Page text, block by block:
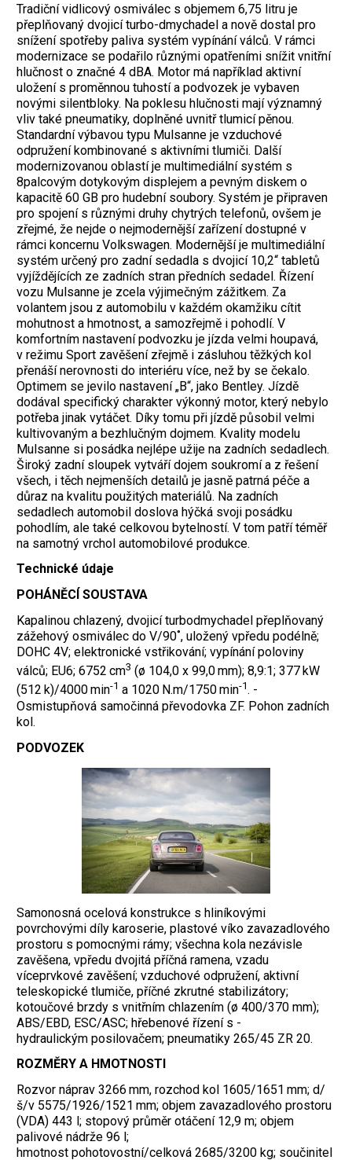
Tradiční vidlicový osmiválec s objemem 6,75 litru je
přeplňovaný dvojicí turbo-dmychadel a nově dostal pro
snížení spotřeby paliva systém vypínání válců. V rámci
modernizace se podařilo různými opatřeními snížit vnitřní
hlučnost o značné 4 dBA. Motor má například aktivní
uložení s proměnnou tuhostí a podvozek je vybaven
novými silentbloky. Na poklesu hlučnosti mají významný
vliv také pneumatiky, doplněné uvnitř tlumicí pěnou.
Standardní výbavou typu Mulsanne je vzduchové
odpružení kombinované s aktivními tlumiči. Další
modernizovanou oblastí je multimediální systém s
8palcovým dotykovým displejem a pevným diskem o
kapacitě 60 GB pro hudební soubory. Systém je připraven
pro spojení s různými druhy chytrých telefonů, ovšem je
zřejmé, že nejde o nejmodernější zařízení dostupné v
rámci koncernu Volkswagen. Modernější je multimediální
systém určený pro zadní sedadla s dvojicí 10,2“ tabletů
vyjíždějících ze zadních stran předních sedadel. Řízení
vozu Mulsanne je zcela výjimečným zážitkem. Za
volantem jsou z automobilu v každém okamžiku cítit
mohutnost a hmotnost, a samozřejmě i pohodlí. V
komfortním nastavení podvozku je jízda velmi houpavá,
v režimu Sport zavěšení zřejmě i zásluhou těžkých kol
přenáší nerovnosti do interiéru více, než by se čekalo.
Optimem se jevilo nastavení „B“, jako Bentley. Jízdě
dodával specifický charakter výkonný motor, který nebylo
potřeba jinak vytáčet. Díky tomu při jízdě působil velmi
kultivovaným a bezhlučným dojmem. Kvality modelu
Mulsanne si posádka nejlépe užije na zadních sedadlech.
Široký zadní sloupek vytváří dojem soukromí a z řešení
všech, i těch nejmenších detailů je jasně patrná péče a
důraz na kvalitu použitých materiálů. Na zadních
sedadlech automobil doslova hýčká svoji posádku
pohodlím, ale také celkovou bytelností. V tom patří téměř
na samotný vrchol automobilové produkce.
Technické údaje
POHÁNĚCÍ SOUSTAVA
Kapalinou chlazený, dvojicí turbodmychadel přeplňovaný
zážehový osmiválec do V/90˚, uložený vpředu podélně;
DOHC 4V; elektronické vstřikování; vypínání poloviny
válců; EU6; 6752 cm3 (ø 104,0 x 99,0 mm); 8,9:1; 377 kW
(512 k)/4000 min-1 a 1020 N.m/1750 min-1. -
Osmistupňová samočinná převodovka ZF. Pohon zadních
kol.
PODVOZEK
Samonosná ocelová konstrukce s hliníkovými
povrchovými díly karoserie, plastové víko zavazadlového
prostoru s pomocnými rámy; všechna kola nezávisle
zavěšena, vpředu dvojitá příčná ramena, vzadu
víceprvkové zavěšení; vzduchové odpružení, aktivní
teleskopické tlumiče, příčné zkrutné stabilizátory;
kotoučové brzdy s vnitřním chlazením (ø 400/370 mm);
ABS/EBD, ESC/ASC; hřebenové řízení s -
hydraulickým posilovačem; pneumatiky 265/45 ZR 20.
ROZMĚRY A HMOTNOSTI
Rozvor náprav 3266 mm, rozchod kol 1605/1651 mm; d/
š/v 5575/1926/1521 mm; objem zavazadlového prostoru
(VDA) 443 l; stopový průměr otáčení 12,9 m; objem
palivové nádrže 96 l;
hmotnost pohotovostní/celková 2685/3200 kg; součinitel